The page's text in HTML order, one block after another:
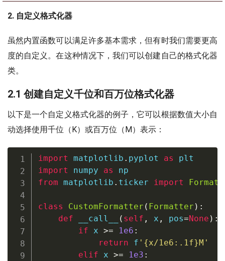
2. 自定义格式化器
虽然内置函数可以满足许多基本需求，但有时我们需要更高
度的自定义。在这种情况下，我们可以创建自己的格式化器
类。
2.1 创建自定义千位和百万位格式化器
以下是一个自定义格式化器的例子，它可以根据数值大小自
动选择使用千位（K）或百万位（M）表示：
import matplotlib . pyplot as
import numpy as
from matplotlib . ticker import
class CustomFormatter ( Formatter ) :
def
__call__ ( self , x , pos=None ) :
if x >= 1e6 :
return
f ' {x/1e6 : .1f}M'
elif x >= 1e3 :